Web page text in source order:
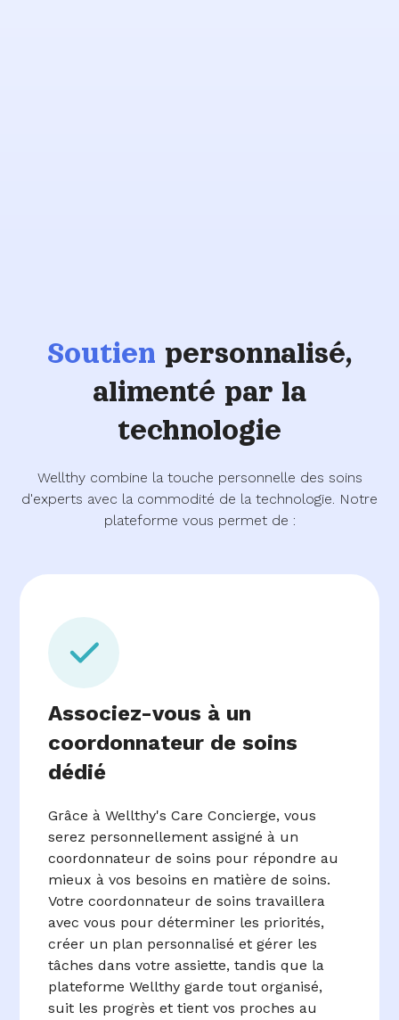
Soutien personnalisé,
alimenté par la
technologie
Wellthy combine la touche personnelle des soins
d'experts avec la commodité de la technologie. Notre
plateforme vous permet de :
Associez-vous à un
coordonnateur de soins
dédié
Grâce à Wellthy's Care Concierge, vous
serez personnellement assigné à un
coordonnateur de soins pour répondre au
mieux à vos besoins en matière de soins.
Votre coordonnateur de soins travaillera
avec vous pour déterminer les priorités,
créer un plan personnalisé et gérer les
tâches dans votre assiette, tandis que la
plateforme Wellthy garde tout organisé,
suit les progrès et tient vos proches au